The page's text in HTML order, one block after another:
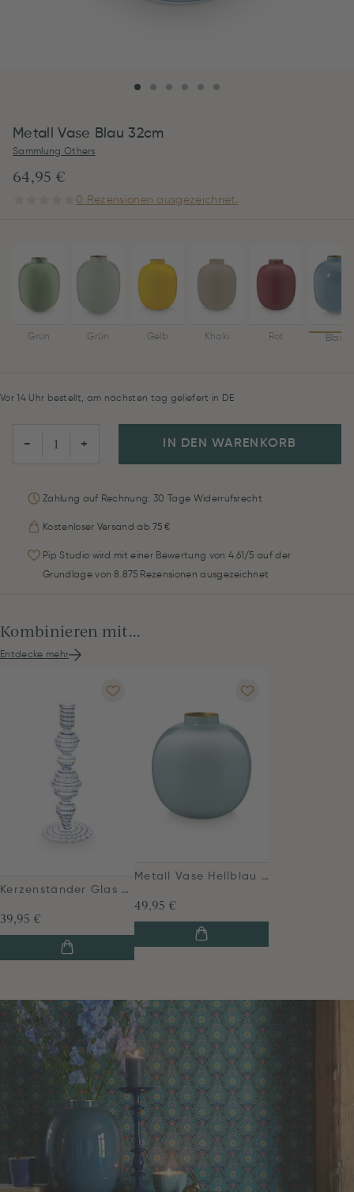
Metall Vase Blau 32cm
Sammlung Others
64,95 €
0 Rezensionen ausgezeichnet.
Grün Grün Gelb Khaki Rot Blau
Vor 14 Uhr bestellt, am nächsten tag geliefert in DE
− + IN DEN WARENKORB
Zahlung auf Rechnung: 30 Tage Widerrufsrecht
Kostenloser Versand ab 75 €
Pip Studio wird mit einer Bewertung von 4.61/5 auf der
Grundlage von 8.875 Rezensionen ausgezeichnet
Kombinieren mit...
Entdecke mehr
Kerzenständer Glas Swirl Dunkelblau 22cm
39,95 €
Metall Vase Hellblau 23cm
49,95 €